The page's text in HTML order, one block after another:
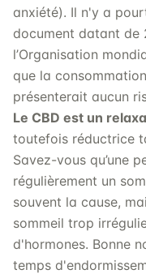
anxiété). Il n'y a
document datant de
l’Organisation
que la
présenterait aucun
Le CBD est un
toutefois réductrice
Savez-vous qu’une
régulièrement un
souvent la cause,
sommeil trop
d'hormones. Bonne
temps